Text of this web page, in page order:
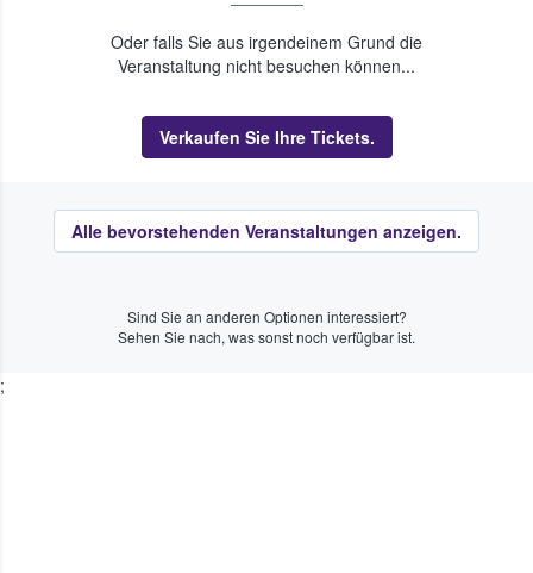
Oder falls Sie aus irgendeinem Grund die
Veranstaltung nicht besuchen können...
Verkaufen Sie Ihre Tickets.
Alle bevorstehenden Veranstaltungen anzeigen.
Sind Sie an anderen Optionen interessiert?
Sehen Sie nach, was sonst noch verfügbar ist.
;